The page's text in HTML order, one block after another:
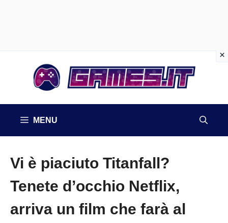
MENU
Vi è piaciuto Titanfall?
Tenete d’occhio Netflix,
arriva un film che farà al